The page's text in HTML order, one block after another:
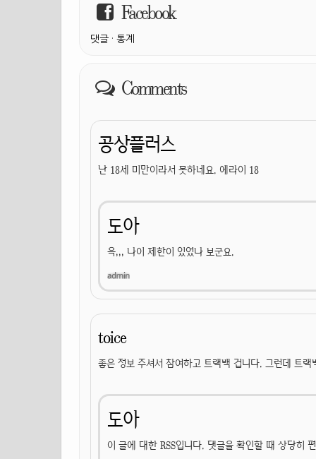
Facebook
댓글 · 통계
Comments
공상플러스
난 18세 미만이라서 못하네요. 에라이 18
도아
윽,,, 나이 제한이 있었나 보군요.
toice
좋은 정보 주셔서 참여하고 트랙백 겁니다. 그런데 트랙
도아
이 글에 대한 RSS입니다. 댓글을 확인할 때 상당히